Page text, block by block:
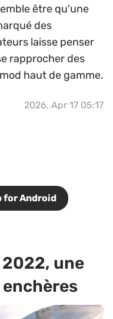
être qu'une
des
laisse penser
rapprocher des
haut de gamme.
2026, Apr 17 05:17
for Android
2022, une